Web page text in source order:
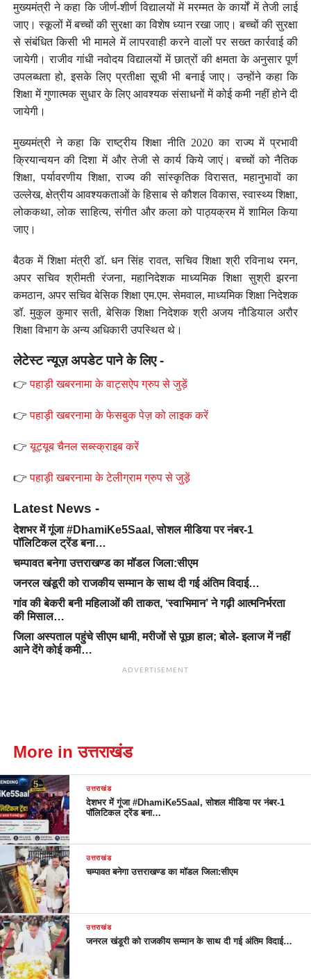
मुख्यमंत्री ने कहा कि जीर्ण-शीर्ण विद्यालयों में मरम्मत के कार्यों में तेजी लाई
जाए। स्कूलों में बच्चों की सुरक्षा का विशेष ध्यान रखा जाए। बच्चों की सुरक्षा
से संबंधित किसी भी मामले में लापरवाही करने वालों पर सख्त कार्रवाई की
जायेगी। राजीव गांधी नवोदय विद्यालयों में छात्रों की क्षमता के अनुसार पूर्ण
उपलब्धता हो, इसके लिए प्रतीक्षा सूची भी बनाई जाए। उन्होंने कहा कि
शिक्षा में गुणात्मक सुधार के लिए आवश्यक संसाधनों में कोई कमी नहीं होने दी
जायेगी।
मुख्यमंत्री ने कहा कि राष्ट्रीय शिक्षा नीति 2020 का राज्य में प्रभावी
क्रियान्वयन की दिशा में और तेजी से कार्य किये जाएं। बच्चों को नैतिक
शिक्षा, पर्यावरणीय शिक्षा, राज्य की सांस्कृतिक विरासत, महानुभावों का
उल्लेख, क्षेत्रीय आवश्यकताओं के हिसाब से कौशल विकास, स्वास्थ्य शिक्षा,
लोककथा, लोक साहित्य, संगीत और कला को पाठ्यक्रम में शामिल किया
जाए।
बैठक में शिक्षा मंत्री डॉ. धन सिंह रावत, सचिव शिक्षा श्री रविनाथ रमन,
अपर सचिव श्रीमती रंजना, महानिदेशक माध्यमिक शिक्षा सुश्री झरना
कमठान, अपर सचिव बेसिक शिक्षा एम.एम. सेमवाल, माध्यमिक शिक्षा निदेशक
डॉ. मुकुल कुमार सती, बेसिक शिक्षा निदेशक श्री अजय नौडियाल अरौर
शिक्षा विभाग के अन्य अधिकारी उपस्थित थे।
लेटेस्ट न्यूज़ अपडेट पाने के लिए -
👉पहाड़ी खबरनामा के वाट्सऐप ग्रुप से जुड़ें
👉पहाड़ी खबरनामा के फेसबुक पेज़ को लाइक करें
👉यूट्यूब चैनल सब्स्क्राइब करें
👉पहाड़ी खबरनामा के टेलीग्राम ग्रुप से जुड़ें
Latest News -
देशभर में गूंजा #DhamiKe5Saal, सोशल मीडिया पर नंबर-1
पॉलिटिकल ट्रेंड बना…
चम्पावत बनेगा उत्तराखण्ड का मॉडल जिला:सीएम
जनरल खंडूरी को राजकीय सम्मान के साथ दी गई अंतिम विदाई…
गांव की बेकरी बनी महिलाओं की ताकत, ‘स्वाभिमान’ ने गढ़ी आत्मनिर्भरता
की मिसाल…
जिला अस्पताल पहुंचे सीएम धामी, मरीजों से पूछा हाल; बोले- इलाज में नहीं
आने देंगे कोई कमी…
ADVERTISEMENT
More in उत्तराखंड
उत्तराखंड
देशभर में गूंजा #DhamiKe5Saal, सोशल मीडिया पर नंबर-1
पॉलिटिकल ट्रेंड बना…
उत्तराखंड
चम्पावत बनेगा उत्तराखण्ड का मॉडल जिला:सीएम
उत्तराखंड
जनरल खंडूरी को राजकीय सम्मान के साथ दी गई अंतिम विदाई…